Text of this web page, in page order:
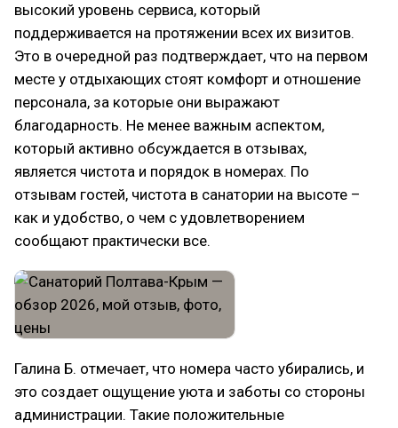
высокий уровень сервиса, который
поддерживается на протяжении всех их визитов.
Это в очередной раз подтверждает, что на первом
месте у отдыхающих стоят комфорт и отношение
персонала, за которые они выражают
благодарность. Не менее важным аспектом,
который активно обсуждается в отзывах,
является чистота и порядок в номерах. По
отзывам гостей, чистота в санатории на высоте –
как и удобство, о чем с удовлетворением
сообщают практически все.
Галина Б. отмечает, что номера часто убирались, и
это создает ощущение уюта и заботы со стороны
администрации. Такие положительные